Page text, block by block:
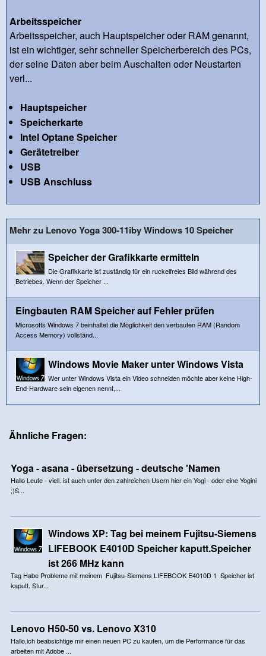
Arbeitsspeicher
Arbeitsspeicher, auch Hauptspeicher oder RAM genannt,
ist ein wichtiger, sehr schneller Speicherbereich des PCs,
der seine Daten aber beim Auschalten oder Neustarten
verl...
Hauptspeicher
Speicherkarte
Intel Optane Speicher
Gerätetreiber
USB
USB Anschluss
Mehr zu Lenovo Yoga 300-11iby Windows 10 Speicher
Speicher der Grafikkarte ermitteln
Die Grafikkarte ist zuständig für ein ruckelfreies Bild während des
Betriebes. Wenn der Speicher ...
Eingbauten RAM Speicher auf Fehler prüfen
Microsofts Windows 7 beinhaltet die Möglichkeit den verbauten RAM (Random
Access Memory) vollständ...
Windows Movie Maker unter Windows Vista
Wer unter Windows Vista ein Video schneiden möchte aber keine High-
End-Hardware sein eigenen nennt,...
Ähnliche Fragen:
Yoga - asana - übersetzung - deutsche 'Namen
Hallo Leute - viell. ist auch unter den zahlreichen Usern hier ein Yogi - oder eine Yogini
;)S...
Windows XP: Tag bei meinem Fujitsu-Siemens
LIFEBOOK E4010D Speicher kaputt.Speicher
ist 266 MHz kann
Tag Habe Probleme mit meinem Fujitsu-Siemens LIFEBOOK E4010D 1 Speicher ist
kaputt. Stur...
Lenovo H50-50 vs. Lenovo X310
Hallo,ich beabsichtige mir einen neuen PC zu kaufen, um die Performance für das
arbeiten mit Adobe ...